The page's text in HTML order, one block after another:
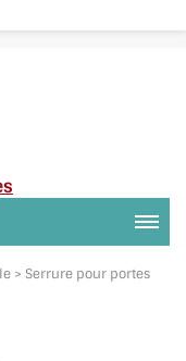
> Serrure pour portes